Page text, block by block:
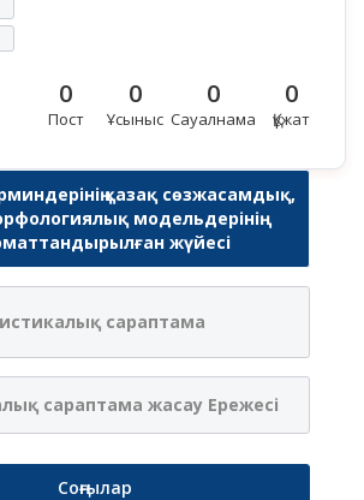
0
Пост
0
Ұсыныс
0
Сауалнама
0
Құжат
қазақ сөзжасамдық,
модельдерінің
жүйесі
сараптама
сараптама жасау Ережесі
Соңғылар